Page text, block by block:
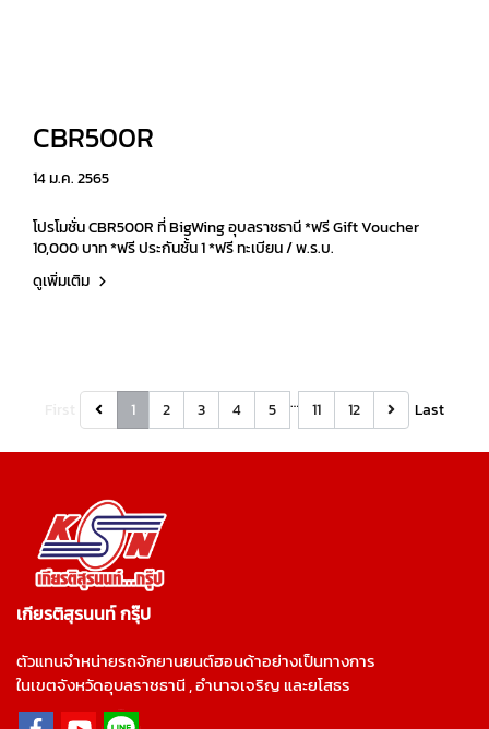
CBR500R
14 ม.ค. 2565
โปรโมชั่น CBR500R ที่ BigWing อุบลราชธานี *ฟรี Gift Voucher
10,000 บาท *ฟรี ประกันชั้น 1 *ฟรี ทะเบียน / พ.ร.บ.
ดูเพิ่มเติม
1 2 3 4 5 … 11 12 Last
เกียรติสุรนนท์ กรุ๊ป
ตัวแทนจำหน่ายรถจักยานยนต์ฮอนด้าอย่างเป็นทางการ
ในเขตจังหวัดอุบลราชธานี , อำนาจเจริญ และยโสธร